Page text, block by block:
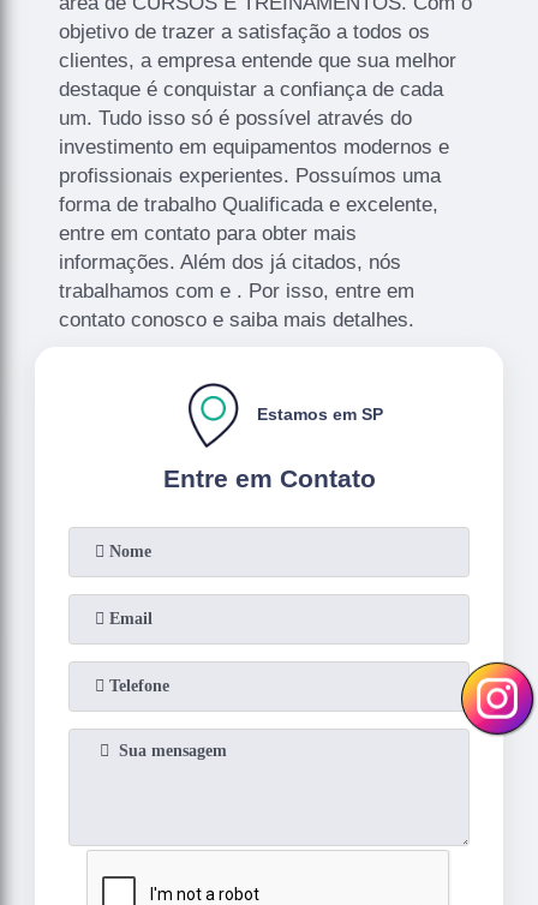
objetivo de trazer a satisfação a todos os
clientes, a empresa entende que sua melhor
destaque é conquistar a confiança de cada
um. Tudo isso só é possível através do
investimento em equipamentos modernos e
profissionais experientes. Possuímos uma
forma de trabalho Qualificada e excelente,
entre em contato para obter mais
informações. Além dos já citados, nós
trabalhamos com e . Por isso, entre em
contato conosco e saiba mais detalhes.
Entre em Contato
Estamos em SP